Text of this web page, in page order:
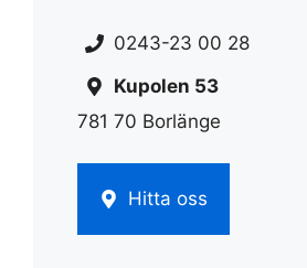
0243-23 00 28
Kupolen 53
781 70 Borlänge
Hitta oss